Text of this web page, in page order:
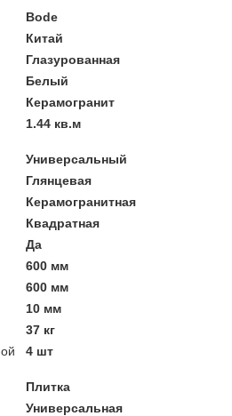
Bode
Китай
Глазурованная
Белый
Керамогранит
1.44 кв.м
Универсальный
Глянцевая
Керамогранитная
Квадратная
Да
600 мм
600 мм
10 мм
37 кг
4 шт
Плитка
Универсальная